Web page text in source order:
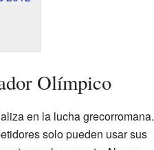
Olímpico
en la lucha grecorromana.
solo pueden usar sus